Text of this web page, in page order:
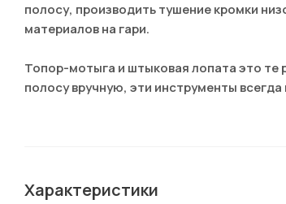
полосу, производить тушение кромки
материалов на гари.
Топор-мотыга и штыковая лопата это
полосу вручную, эти инструменты
Характеристики